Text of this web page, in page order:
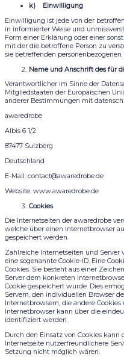
k) Einwilligung
Einwilligung ist jede von der
in informierter Weise und
Form einer Erklärung oder einer
mit der die betroffene Person zu
sie betreffenden personenbezogenen
Name und Anschrift des für
Verantwortlicher im Sinne der
Mitgliedstaaten der Europäischen
anderer Bestimmungen mit
awaredrobe
Albis 6 1/2
87477 Sulzberg
Deutschland
E-Mail: contact@awaredrobe.de
Website: www.awaredrobe.de
Cookies
Die Internetseiten der awaredrobe
welche über einen Internetbrowser
gespeichert werden.
Zahlreiche Internetseiten und Server
eine sogenannte Cookie-ID. Eine
Cookies. Sie besteht aus einer
Server dem konkreten
Cookie gespeichert wurde. Dies
Servern, den individuellen Browser
Internetbrowsern, die andere
Internetbrowser kann über die
identifiziert werden.
Durch den Einsatz von Cookies
Internetseite nutzerfreundlichere
Setzung nicht möglich wären.